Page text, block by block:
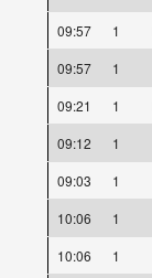
09:57
1
09:57
1
09:21
1
09:12
1
09:03
1
10:06
1
10:06
1